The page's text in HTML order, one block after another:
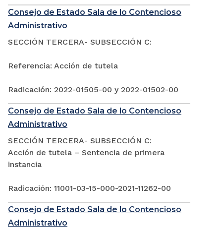
Consejo de Estado Sala de lo Contencioso
Administrativo
SECCIÓN TERCERA- SUBSECCIÓN C:
Referencia: Acción de tutela
Radicación: 2022-01505-00 y 2022-01502-00
Consejo de Estado Sala de lo Contencioso
Administrativo
SECCIÓN TERCERA- SUBSECCIÓN C:
Acción de tutela – Sentencia de primera
instancia
Radicación: 11001-03-15-000-2021-11262-00
Consejo de Estado Sala de lo Contencioso
Administrativo